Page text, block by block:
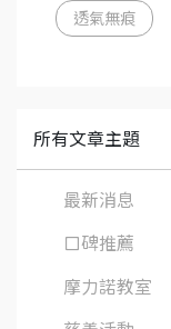
透氣無痕
所有文章主題
最新消息
口碑推薦
摩力諾教室